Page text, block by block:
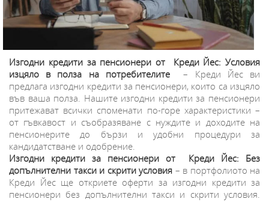
Изгодни кредити за пенсионери от Креди Йес: Условия
изцяло в полза на потребителите
– Креди Йес ви
предлага изгодни кредити за пенсионери, които са изцяло
във ваша полза. Нашите изгодни кредити за пенсионери
притежават всички споменати по-горе характеристики –
от гъвкавост и съобразяване с нуждите и доходите на
пенсионерите до бързи и удобни процедури за
кандидатстване и одобрение.
Изгодни кредити за пенсионери от Креди Йес: Без
допълнителни такси и скрити условия – в портфолиото на
Креди Йес ще откриете оферти за изгодни кредити за
пенсионери без допълнителни такси и скрити условия.